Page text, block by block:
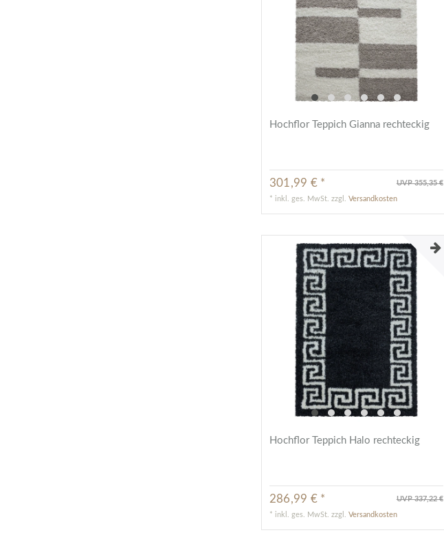
Hochflor Teppich Gianna rechteckig
UVP 355,35 €
301,99 € *
* inkl. ges. MwSt. zzgl. Versandkosten
Hochflor Teppich Halo rechteckig
UVP 337,22 €
286,99 € *
* inkl. ges. MwSt. zzgl. Versandkosten